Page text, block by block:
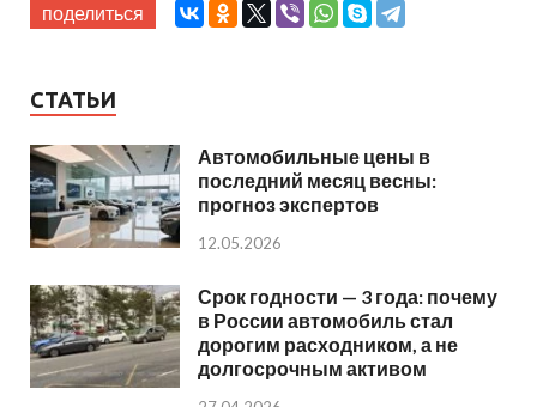
поделиться
СТАТЬИ
Автомобильные цены в
последний месяц весны:
прогноз экспертов
12.05.2026
Срок годности — 3 года: почему
в России автомобиль стал
дорогим расходником, а не
долгосрочным активом